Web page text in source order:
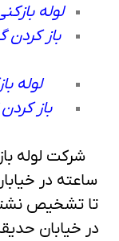
لوله
باز کردن
لوله
باز
ساعته در
تا تشخیص
در خیابان